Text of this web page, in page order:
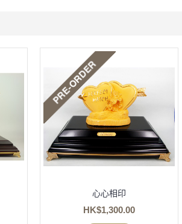
心心相印
HK$1,300.00